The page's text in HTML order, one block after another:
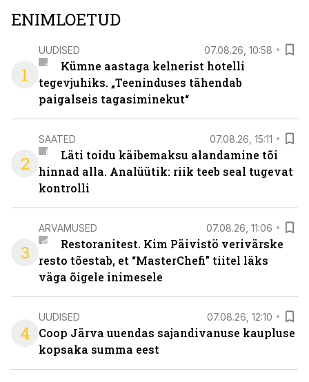
ENIMLOETUD
1
UUDISED 07.08.26, 10:58
Kümne aastaga kelnerist hotelli
tegevjuhiks. „Teeninduses tähendab
paigalseis tagasiminekut“
2
SAATED 07.08.26, 15:11
Läti toidu käibemaksu alandamine tõi
hinnad alla. Analüütik: riik teeb seal tugevat
kontrolli
3
ARVAMUSED 07.08.26, 11:06
Restoranitest. Kim Päivistö verivärske
resto tõestab, et “MasterChefi” tiitel läks
väga õigele inimesele
4
UUDISED 07.08.26, 12:10
Coop Järva uuendas sajandivanuse kaupluse
kopsaka summa eest